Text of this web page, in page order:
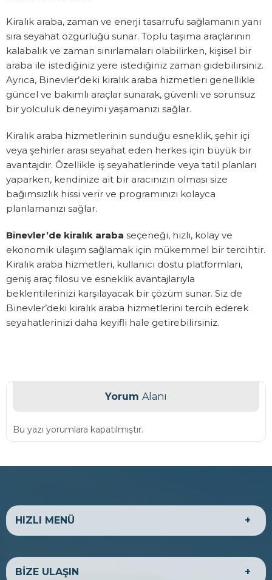
Kiralık araba, zaman ve enerji tasarrufu sağlamanın yanı
sıra seyahat özgürlüğü sunar. Toplu taşıma araçlarının
kalabalık ve zaman sınırlamaları olabilirken, kişisel bir
araba ile istediğiniz yere istediğiniz zaman gidebilirsiniz.
Ayrıca, Binevler’deki kiralık araba hizmetleri genellikle
güncel ve bakımlı araçlar sunarak, güvenli ve sorunsuz
bir yolculuk deneyimi yaşamanızı sağlar.
Kiralık araba hizmetlerinin sunduğu esneklik, şehir içi
veya şehirler arası seyahat eden herkes için büyük bir
avantajdır. Özellikle iş seyahatlerinde veya tatil planları
yaparken, kendinize ait bir aracınızın olması size
bağımsızlık hissi verir ve programınızı kolayca
planlamanızı sağlar.
Binevler’de kiralık araba seçeneği, hızlı, kolay ve
ekonomik ulaşım sağlamak için mükemmel bir tercihtir.
Kiralık araba hizmetleri, kullanıcı dostu platformları,
geniş araç filosu ve esneklik avantajlarıyla
beklentilerinizi karşılayacak bir çözüm sunar. Siz de
Binevler’deki kiralık araba hizmetlerini tercih ederek
seyahatlerinizi daha keyifli hale getirebilirsiniz.
Yorum Alanı
Bu yazı yorumlara kapatılmıştır.
HIZLI MENÜ
HAKKIMIZDA
EKONOMİK ARAÇLAR
LÜKS ARAÇLAR
BİZE ULAŞIN